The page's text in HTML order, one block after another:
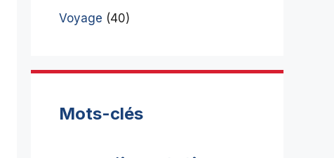
Voyage (40)
Mots-clés